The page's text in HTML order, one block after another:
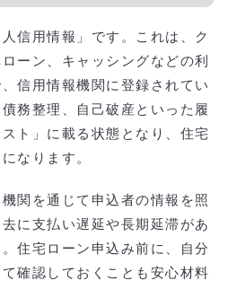
信用情報」です。これは、ク
ーン、キャッシングなどの利
信用情報機関に登録されてい
務整理、自己破産といった履
ト」に載る状態となり、住宅
なります。
関を通じて申込者の情報を照
に支払い遅延や長期延滞があ
住宅ローン申込み前に、自分
確認しておくことも安心材料